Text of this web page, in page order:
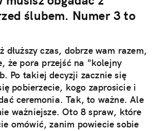
ślubem. Numer 3 to
dłuższy czas, dobrze wam razem,
że pora przejść na "kolejny
Po takiej decyzji zacznie się
pobierzecie, kogo zaprosicie i
ceremonia. Tak, to ważne. Ale
ważniejsze. Oto 8 spraw, które
omówić, zanim powiecie sobie